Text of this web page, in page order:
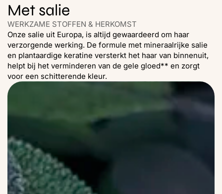
Met salie
WERKZAME STOFFEN & HERKOMST
Onze salie uit Europa, is altijd gewaardeerd om haar
verzorgende werking. De formule met mineraalrijke salie
en plantaardige keratine versterkt het haar van binnenuit,
helpt bij het verminderen van de gele gloed** en zorgt
voor een schitterende kleur.